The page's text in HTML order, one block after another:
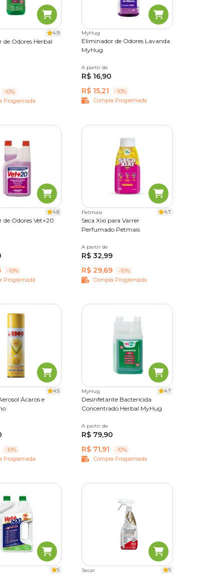
lo
função
vez.
para
o ideal
4.9
de Odores Herbal
-10%
Programada
MyHug
Eliminador de Odores Lavanda
MyHug
2 L
A partir de
R$ 16,90
R$ 15,21
-10%
Compra Programada
4.8
de Odores Vet+20
-10%
Programada
Petmais 4.7
Seca Xixi para Varrer
Perfumado Petmais
250 g
A partir de
R$ 32,99
R$ 29,69
-10%
Compra Programada
4.5
Ácaros e
-10%
Programada
MyHug 4.7
Desinfetante Bactericida
Concentrado Herbal MyHug
1 L
A partir de
R$ 79,90
R$ 71,91
-10%
Compra Programada
5 Secar 5